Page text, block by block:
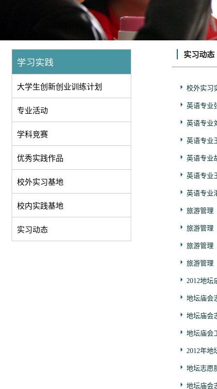
学习实践
大学生创新创业训练计划
专业活动
学科竞赛
优秀实践作品
校外实习基地
校内实践基地
实习动态
实习动态
校外实习
英语专业
英语专业
英语专业
英语专业
英语专业
英语专业
旅游管理
旅游管理
旅游管理
旅游管理
2012地
地坛庙会
地坛庙会
地坛庙会
2012年地
地坛志愿
地坛庙会